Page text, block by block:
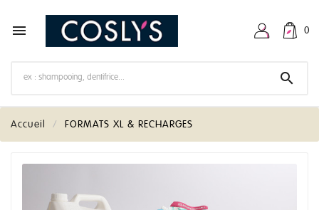
 0

Accueil FORMATS XL & RECHARGES